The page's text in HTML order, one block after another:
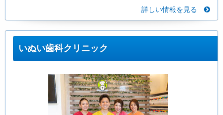
詳しい情報を見る
いぬい歯科クリニック